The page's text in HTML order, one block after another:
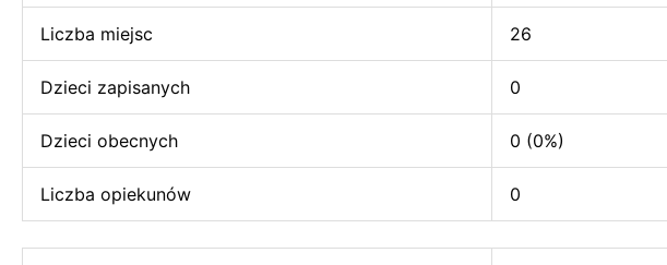
Liczba miejsc 26
Dzieci zapisanych 0
Dzieci obecnych 0 (0%)
Liczba opiekunów 0